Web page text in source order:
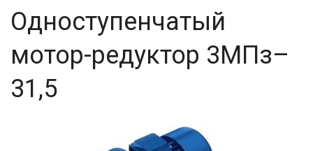
Одноступенчатый
мотор-редуктор 3МПз–
31,5